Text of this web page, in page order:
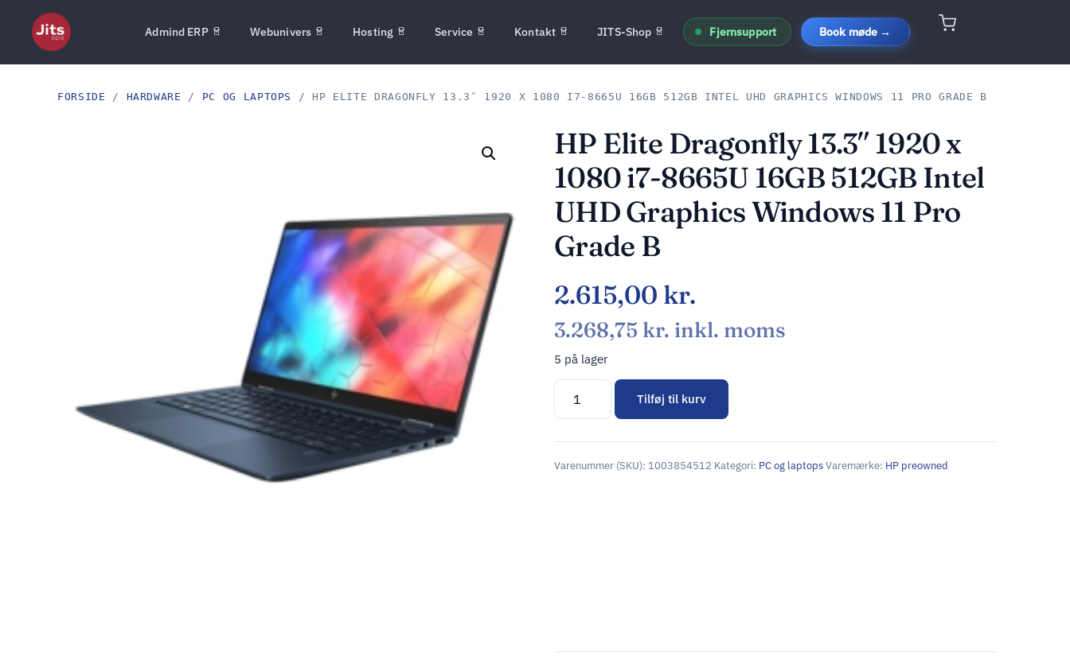
Admind ERP Webunivers Hosting Service Kontakt JITS-Shop Fjernsupport Book møde →
FORSIDE / HARDWARE / PC OG LAPTOPS / HP ELITE DRAGONFLY 13.3″ 1920 X 1080 I7-8665U 16GB 512GB INTEL UHD GRAPHICS WINDOWS 11 PRO GRADE B
HP Elite Dragonfly 13.3″ 1920 x
1080 i7-8665U 16GB 512GB Intel
UHD Graphics Windows 11 Pro
Grade B
2.615,00 kr.
3.268,75 kr. inkl. moms
5 på lager
Tilføj til kurv
Alternative:
Varenummer (SKU): 1003854512 Kategori: PC og laptopsVaremærke: HP preowned